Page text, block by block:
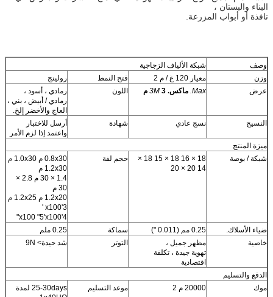
البناء والبستان ،
نافذة أو أبواب المزرعة.
وصف
شبكة الألياف الزجاجية
وزن
معيار 120 غ / م 2 فتح النمط
رولينج
عرض
Max. ماكس. 3M 3 م اللون
رمادي ، أسود ،
رمادي / أبيض ، بني ،
العاج والأخضر إلخ.
النسيج
نسج عادي شهادة
أرسل للاختبار
واعتمد إذا لزم الأمر
ميزة المنتج
شبكة / بوصة
18 × 16 18 × 15 18 ×
14 20 × 20
حجم لفة
0.8x30 م 1.0x30 م
1.2x30 م
1.4 × 30 م 2.8 ×
30 م
1.2x20 م 1.2x25 م
3'x100 '
4'x100 "5'x100"
ضياء الأسلاك.
0.25 مم (0.011 ") سماكة
0.25 ملم
خاصية
مظهر جميل ،
تهوية جيدة ، تكلفة
اقتصادية
التوتر شد حيدة> 9N
الدفع والتسليم
موك
20000 م 2 موعد التسليم
25-30days لمدة